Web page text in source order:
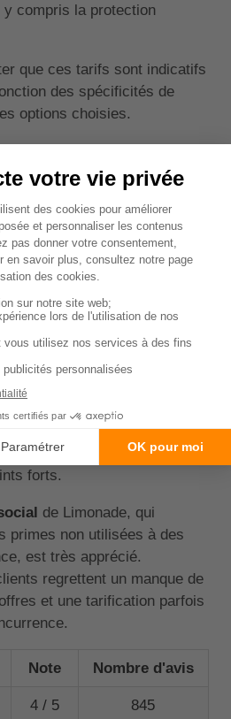
compris la protection
que ces tarifs sont indicatifs
des spécificités de
options choisies.
internautes
habitation
sur l'assurance habitation
la simplicité et la
en ligne, ainsi que la
clarté des
sont également souvent
forts.
de Limonade, qui
primes non utilisées à des
est très apprécié.
regrettent un manque de
et une tarification parfois
Note Nombre d'avis
4 / 5 845